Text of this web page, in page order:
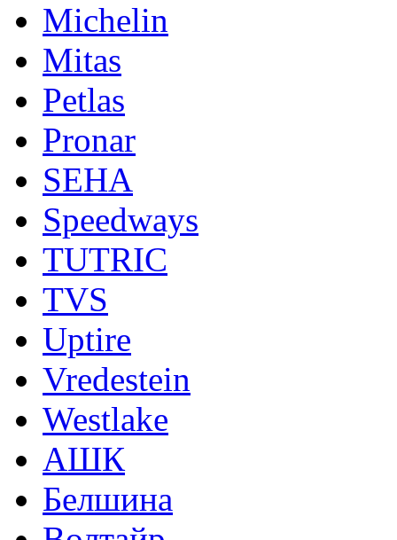
Michelin
Mitas
Petlas
Pronar
SEHA
Speedways
TUTRIC
TVS
Uptire
Vredestein
Westlake
АШК
Белшина